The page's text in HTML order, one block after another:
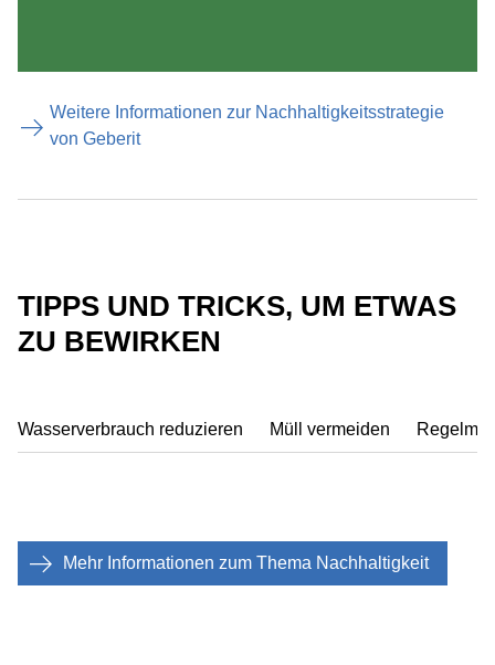
Weitere Informationen zur Nachhaltigkeitsstrategie
von Geberit
TIPPS UND TRICKS, UM ETWAS
ZU BEWIRKEN
Wasserverbrauch reduzieren Müll vermeiden
Mehr Informationen zum Thema Nachhaltigkeit